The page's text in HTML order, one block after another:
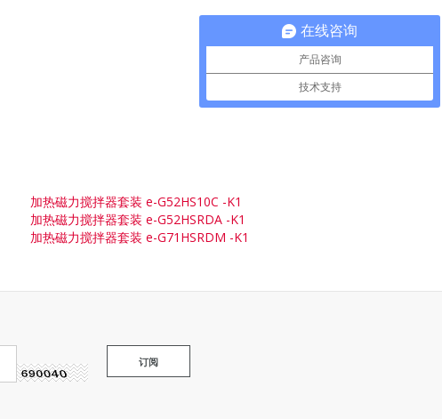
加热磁力搅拌器套装 e-G52HS10C -K1
加热磁力搅拌器套装 e-G52HSRDA -K1
加热磁力搅拌器套装 e-G71HSRDM -K1
在线咨询
产品咨询
技术支持